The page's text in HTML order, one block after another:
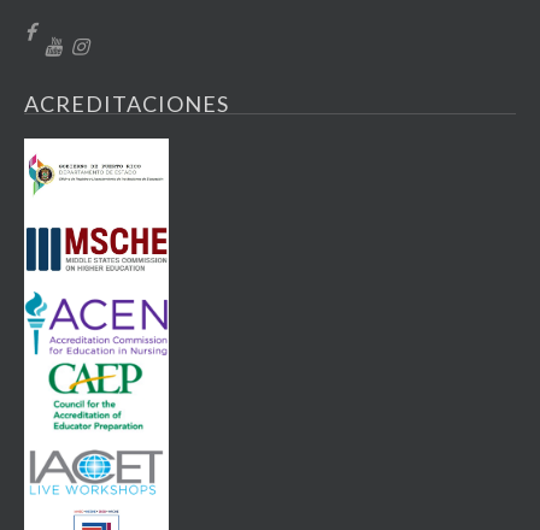
ACREDITACIONES